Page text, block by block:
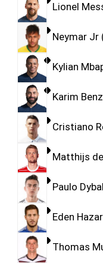
Lionel
Neymar Jr
Kylian
Karim
Cristiano
Matthijs
Paulo
Eden
Thomas